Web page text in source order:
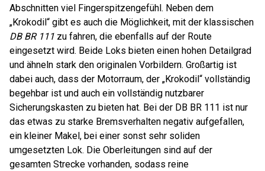
Abschnitten viel Fingerspitzengefühl. Neben dem
„Krokodil“ gibt es auch die Möglichkeit, mit der klassischen
DB BR 111 zu fahren, die ebenfalls auf der Route
eingesetzt wird. Beide Loks bieten einen hohen Detailgrad
und ähneln stark den originalen Vorbildern. Großartig ist
dabei auch, dass der Motorraum, der „Krokodil“ vollständig
begehbar ist und auch ein vollständig nutzbarer
Sicherungskasten zu bieten hat. Bei der DB BR 111 ist nur
das etwas zu starke Bremsverhalten negativ aufgefallen,
ein kleiner Makel, bei einer sonst sehr soliden
umgesetzten Lok. Die Oberleitungen sind auf der
gesamten Strecke vorhanden, sodass reine